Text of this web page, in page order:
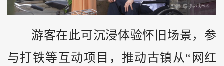
游客在此可沉浸体验怀旧场景，参
与打铁等互动项目，推动古镇从“网红